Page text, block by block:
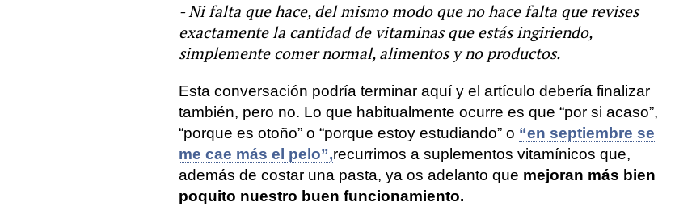
- Ni falta que hace, del mismo modo que no hace falta que revises
exactamente la cantidad de vitaminas que estás ingiriendo,
simplemente comer normal, alimentos y no productos.
Esta conversación podría terminar aquí y el artículo debería finalizar
también, pero no. Lo que habitualmente ocurre es que “por si acaso”,
“porque es otoño” o “porque estoy estudiando” o “en septiembre se
me cae más el pelo”,recurrimos a suplementos vitamínicos que,
además de costar una pasta, ya os adelanto que mejoran más bien
poquito nuestro buen funcionamiento.